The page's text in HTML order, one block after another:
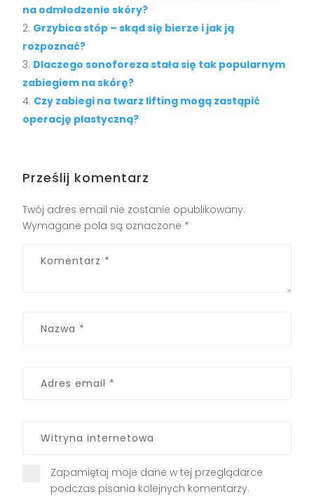
na odmłodzenie skóry?
Grzybica stóp – skąd się bierze i jak ją
rozpoznać?
Dlaczego sonoforeza stała się tak popularnym
zabiegiem na skórę?
Czy zabiegi na twarz lifting mogą zastąpić
operację plastyczną?
Prześlij komentarz
Twój adres email nie zostanie opublikowany.
Wymagane pola są oznaczone *
Zapamiętaj moje dane w tej przeglądarce
podczas pisania kolejnych komentarzy.